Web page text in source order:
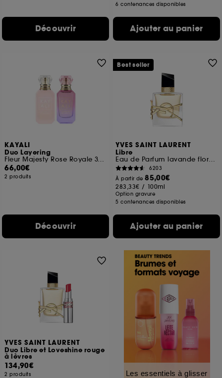
Découvrir
6 contenances disponibles
Ajouter au panier
KAYALI
Duo Layering
Fleur Majesty Rose Royale 31 et Yum Boujee Marshmallow 81
66,00€
2 produits
Découvrir
YVES SAINT LAURENT
Libre
Eau de Parfum lavande florale rechargeable pour femme
6203
À partir de85,00€
283,33€ / 100ml
Option gravure
5 contenances disponibles
Ajouter au panier
Best seller
YVES SAINT LAURENT
Duo Libre et Loveshine rouge
à lèvres
134,90€
2 produits
Les essentiels à glisser